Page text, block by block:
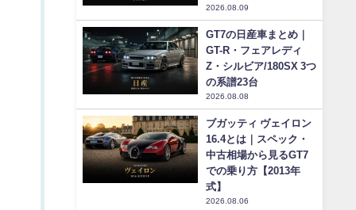
2026.08.09
GT7の日産車まとめ｜
GT-R・フェアレディ
Z・シルビア/180SX 3つ
の系譜23台
2026.08.08
ブガッティ ヴェイロン
16.4とは｜スペック・
中古相場から見るGT7
での乗り方【2013年
式】
2026.08.06